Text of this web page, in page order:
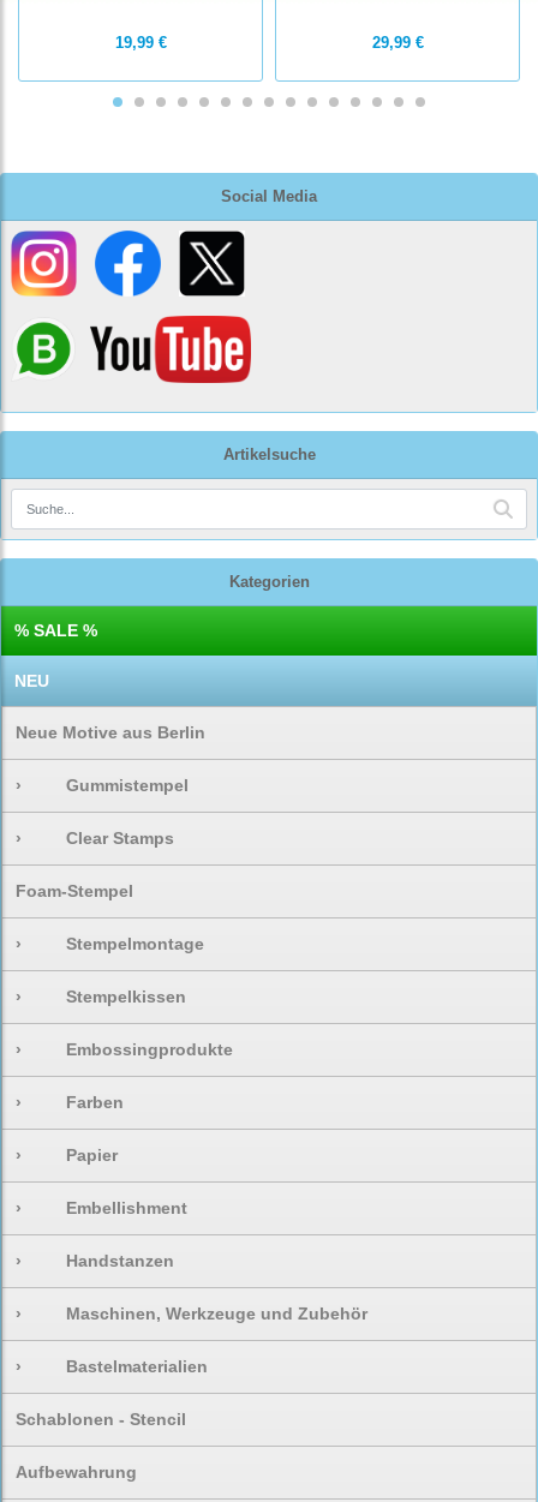
Social Media
Artikelsuche
Kategorien
% SALE %
NEU
Neue Motive aus Berlin
› Gummistempel
› Clear Stamps
Foam-Stempel
› Stempelmontage
› Stempelkissen
› Embossingprodukte
› Farben
› Papier
› Embellishment
› Handstanzen
› Maschinen, Werkzeuge und Zubehör
› Bastelmaterialien
Schablonen - Stencil
Aufbewahrung
19,99 € 29,99 €